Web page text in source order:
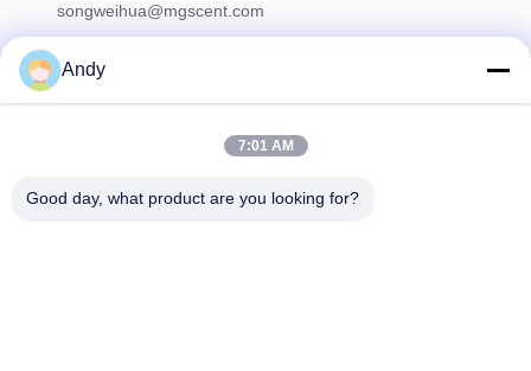
songweihua@mgscent.com
Andy
7:01 AM
Good day, what product are you looking for?